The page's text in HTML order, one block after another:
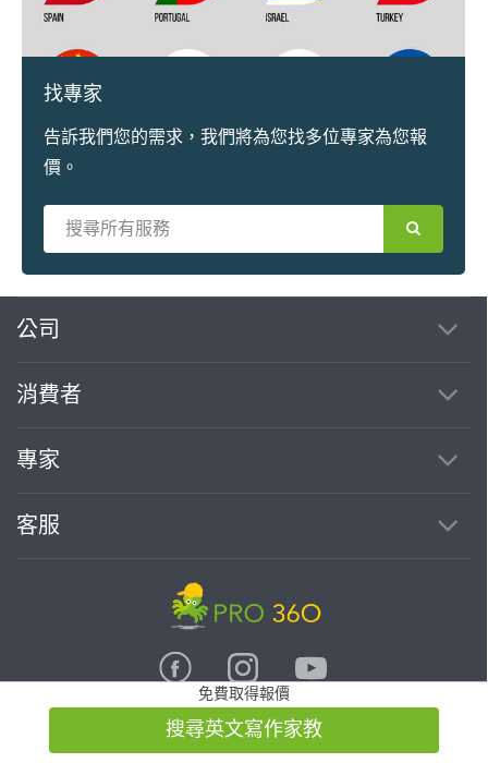
找專家
告訴我們您的需求，我們將為您找多位專家為您報
價。
公司
消費者
專家
客服
達人網科技股份有限公司
免費取得報價
搜尋英文寫作家教
繼續完成